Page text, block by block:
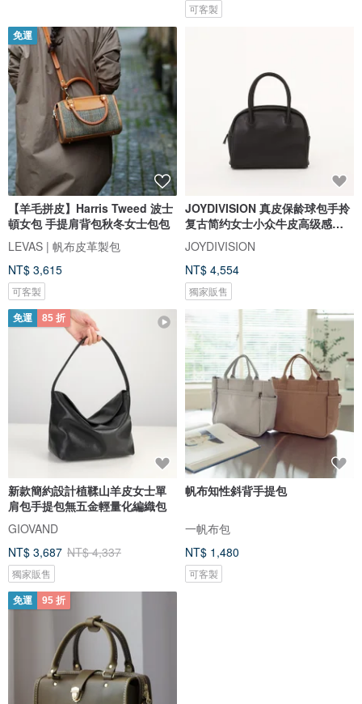
可客製
免運
【羊毛拼皮】Harris Tweed 波士
頓女包 手提肩背包秋冬女士包包
LEVAS | 帆布皮革製包
NT$ 3,615
可客製
JOYDIVISION 真皮保龄球包手拎
复古简约女士小众牛皮高级感手
提包
JOYDIVISION
NT$ 4,554
獨家販售
免運 85 折
新款簡約設計植鞣山羊皮女士單
肩包手提包無五金輕量化編織包
GIOVAND
NT$ 3,687 NT$ 4,337
獨家販售
帆布知性斜背手提包
一帆布包
NT$ 1,480
可客製
免運 95 折